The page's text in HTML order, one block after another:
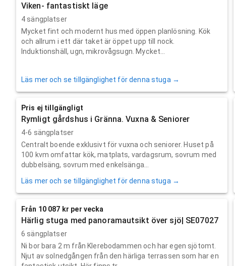
Viken- fantastiskt läge
4 sängplatser
Mycket fint och modernt hus med öppen planlösning. Kök
och allrum i ett där taket är öppet upp till nock.
Induktionshäll, ugn, mikrovågsugn. Mycket...
Läs mer och se tillgänglighet för denna stuga →
Pris ej tillgängligt
Rymligt gårdshus i Gränna. Vuxna & Seniorer
4-6 sängplatser
Centralt boende exklusivt för vuxna och seniorer. Huset på
100 kvm omfattar kök, matplats, vardagsrum, sovrum med
dubbelsäng, sovrum med enkelsänga...
Läs mer och se tillgänglighet för denna stuga →
Från 10 087 kr per vecka
Härlig stuga med panoramautsikt över sjö| SE07027
6 sängplatser
Ni bor bara 2 m från Klerebodammen och har egen sjötomt.
Njut av solnedgången från den härliga terrassen som har en